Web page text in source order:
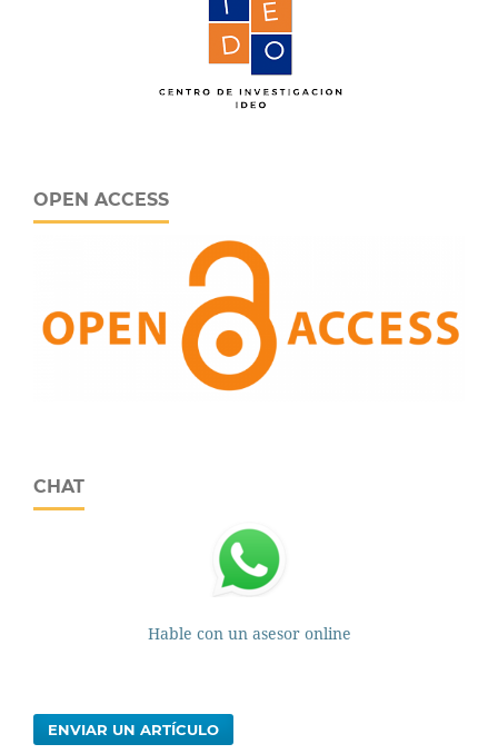
OPEN ACCESS
CHAT
Hable con un asesor online
ENVIAR UN ARTÍCULO